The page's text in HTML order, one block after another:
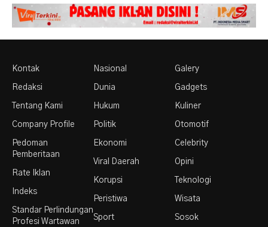
Kontak
Redaksi
Tentang Kami
Company Profile
Pedoman
Pemberitaan
Rate Iklan
Indeks
Standar Perlindungan
Profesi Wartawan
Nasional
Dunia
Hukum
Politik
Ekonomi
Viral Daerah
Korupsi
Peristiwa
Sport
Galery
Gadgets
Kuliner
Otomotif
Celebrity
Opini
Teknologi
Wisata
Sosok